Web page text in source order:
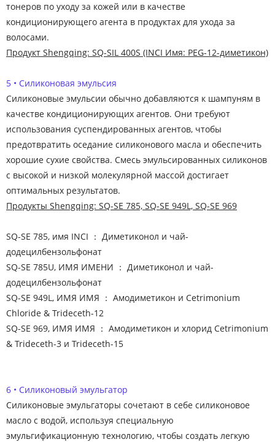
тонеров по уходу за кожей или в качестве
кондиционирующего агента в продуктах для ухода за
волосами.
Продукт Shengqing: SQ-SIL 400S (INCI Имя: PEG-12-диметикон)
5 • Силиконовая эмульсия
Силиконовые эмульсии обычно добавляются к шампуням в
качестве кондиционирующих агентов. Они требуют
использования суспендированных агентов, чтобы
предотвратить оседание силиконового масла и обеспечить
хорошие сухие свойства. Смесь эмульсированных силиконов
с высокой и низкой молекулярной массой достигает
оптимальных результатов.
Продукты Shengqing: SQ-SE 785, SQ-SE 949L, SQ-SE 969
SQ-SE 785, имя INCI ： Диметиконол и чай-
додецилбензольфонат
SQ-SE 785U, ИМЯ ИМЕНИ ： Диметиконол и чай-
додецилбензольфонат
SQ-SE 949L, ИМЯ ИМЯ ： Амодиметикон и Cetrimonium
Chloride & Trideceth-12
SQ-SE 969, ИМЯ ИМЯ ： Амодиметикон и хлорид Cetrimonium
& Trideceth-3 и Trideceth-15
6 • Силиконовый эмульгатор
Силиконовые эмульгаторы сочетают в себе силиконовое
масло с водой, используя специальную
эмульгификационную технологию, чтобы создать легкую